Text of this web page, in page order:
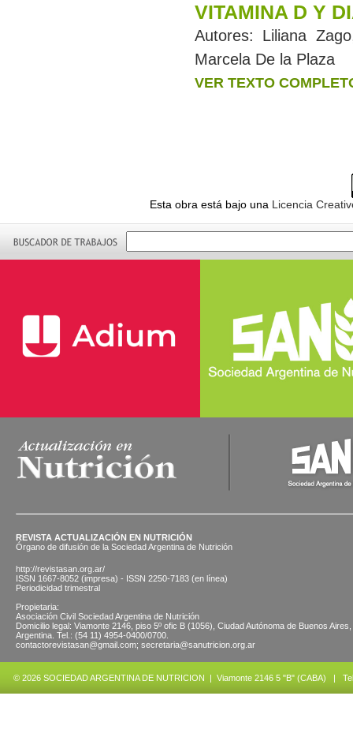
VITAMINA D Y
Autores: Liliana
Marcela De la Plaza
VER TEXTO
Esta obra está bajo una Licencia
REVISTA ACTUALIZACIÓN EN NUTRICIÓN
Órgano de difusión de la Sociedad Argentina de Nutrición
http://revistasan.org.ar/
ISSN 1667-8052 (impresa) - ISSN 2250-7183 (en línea)
Periodicidad trimestral
Propietaria:
Asociación Civil Sociedad Argentina de Nutrición
Domicilio legal: Viamonte 2146, piso 5º ofic B (1056), Ciudad Autónoma de Buenos Aires,
Argentina. Tel.: (54 11) 4954-0400/0700.
contactorevistasan@gmail.com; secretaria@sanutricion.org.ar
© 2026 SOCIEDAD ARGENTINA DE NUTRICION | Viamonte 2146 5 "B" (CABA) |